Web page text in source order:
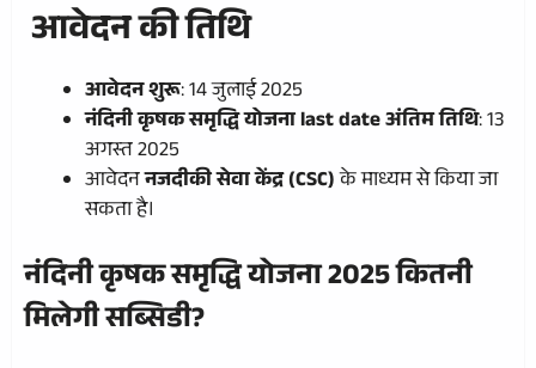
आवेदन की तिथि
आवेदन शुरू: 14 जुलाई 2025
नंदिनी कृषक समृद्धि योजना last dateअंतिम तिथि: 13
अगस्त 2025
आवेदननजदीकी सेवा केंद्र (CSC)के माध्यम से किया जा
सकता है।
नंदिनी कृषक समृद्धि योजना 2025कितनी
मिलेगी सब्सिडी?